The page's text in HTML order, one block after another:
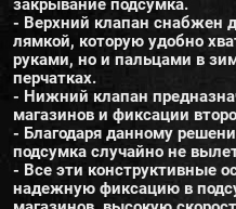
закрывание подсумка.
- Верхний клапан снабжен
лямкой, которую удобно
руками, но и пальцами в
перчатках.
- Нижний клапан
магазинов и фиксации
- Благодаря данному
подсумка случайно не
- Все эти конструктивные
надежную фиксацию в